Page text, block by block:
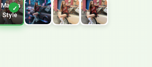
Manga
Style